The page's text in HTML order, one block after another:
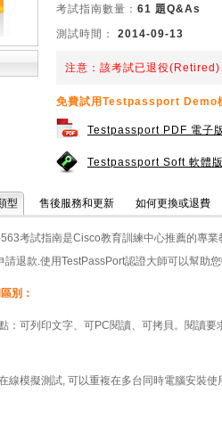
考試指南數量： 61 題Q&As
測試時間：
2014-09-13
注意：該考試已退役(Retired)
免費試用Testpassport Demo
Testpassport PDF 電子
Testpassport Soft 軟體
型 售後服務和更新 如何更換或退費
考試指南是Cisco教育訓練中心推薦的專
退款.使用TestPassPort認證大師可以幫助
別：
：可列印文字、可PC閱讀、可拷貝。閱讀
線模擬測試, 可以重複在多台同時電腦安裝